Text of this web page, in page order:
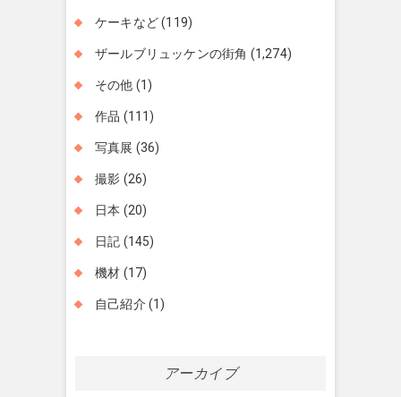
ケーキなど(119)
ザールブリュッケンの街角 (1,274)
その他 (1)
作品 (111)
写真展 (36)
撮影 (26)
日本 (20)
日記 (145)
機材 (17)
自己紹介 (1)
アーカイブ